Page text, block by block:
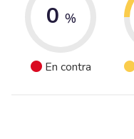
0 %
En contra